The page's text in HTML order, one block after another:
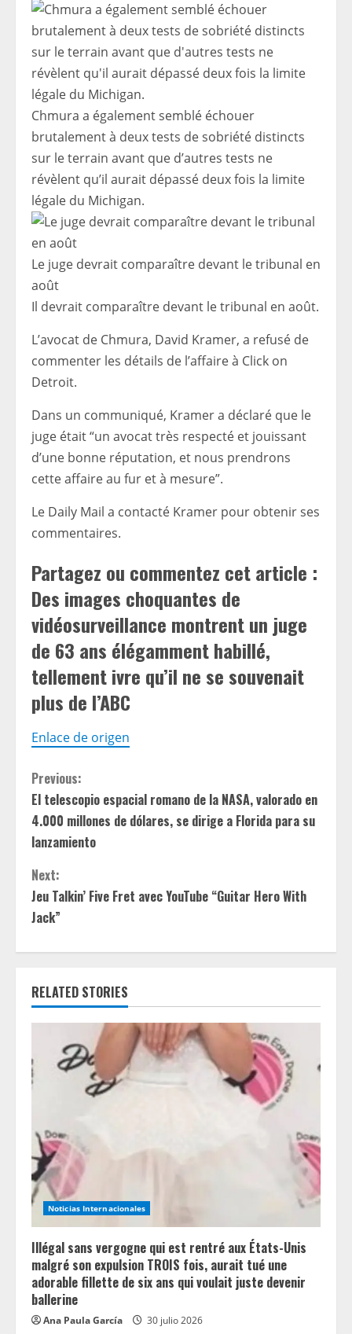
Chmura a également semblé échouer
brutalement à deux tests de sobriété distincts
sur le terrain avant que d’autres tests ne
révèlent qu’il aurait dépassé deux fois la limite
légale du Michigan.
Le juge devrait comparaître devant le tribunal en
août
Il devrait comparaître devant le tribunal en août.
L’avocat de Chmura, David Kramer, a refusé de
commenter les détails de l’affaire à Click on
Detroit.
Dans un communiqué, Kramer a déclaré que le
juge était “un avocat très respecté et jouissant
d’une bonne réputation, et nous prendrons
cette affaire au fur et à mesure”.
Le Daily Mail a contacté Kramer pour obtenir ses
commentaires.
Partagez ou commentez cet article :
Des images choquantes de
vidéosurveillance montrent un juge
de 63 ans élégamment habillé,
tellement ivre qu’il ne se souvenait
plus de l’ABC
Enlace de origen
C
o
n
t
i
n
u
e
e
d
i
n
g
Previous:
El telescopio espacial romano de la NASA, valorado en
4.000 millones de dólares, se dirige a Florida para su
lanzamiento
Next:
Jeu Talkin’ Five Fret avec YouTube “Guitar Hero With
Jack”
RELATED STORIES
Noticias Internacionales
Illégal sans vergogne qui est rentré aux États-Unis
malgré son expulsion TROIS fois, aurait tué une
adorable fillette de six ans qui voulait juste devenir
ballerine
Ana Paula García 30 julio 2026